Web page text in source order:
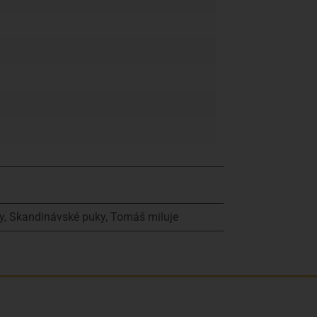
, Skandinávské puky, Tomáš miluje